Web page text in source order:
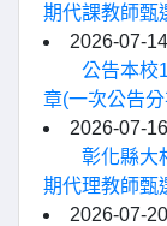
期代課教師甄
2026-07-14
公告本校
章(一次公告
2026-07-16
彰化縣大
期代理教師甄
2026-07-20